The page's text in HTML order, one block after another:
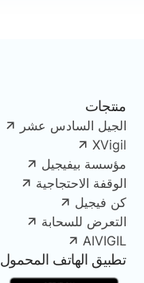
منتجات
الجيل السادس عشر
XVigil
مؤسسة بيفيجيل
الوقفة الاحتجاجية
كن فيجيل
التعرض للسحابة
AIVIGIL
تطبيق الهاتف المحمول